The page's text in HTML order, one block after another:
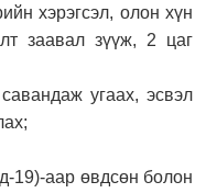
хэрэгсэл, олон хүн
заавал зүүж, 2 цаг
угаах, эсвэл
19)-аар өвдсөн болон